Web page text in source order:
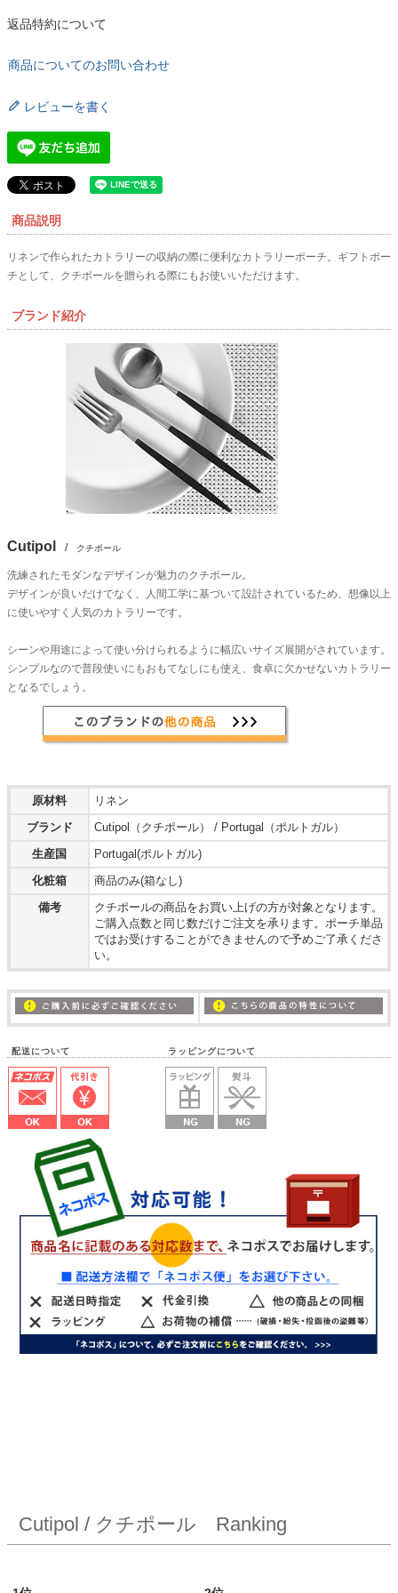
返品特約について
商品についてのお問い合わせ
レビューを書く
商品説明
リネンで作られたカトラリーの収納の際に便利なカトラリーポーチ。ギフトポー
チとして、クチポールを贈られる際にもお使いいただけます。
ブランド紹介
Cutipol / クチポール
洗練されたモダンなデザインが魅力のクチポール。
デザインが良いだけでなく、人間工学に基づいて設計されているため、想像以上
に使いやすく人気のカトラリーです。
シーンや用途によって使い分けられるように幅広いサイズ展開がされています。
シンプルなので普段使いにもおもてなしにも使え、食卓に欠かせないカトラリー
となるでしょう。
原材料
リネン
ブランド
Cutipol（クチポール） / Portugal（ポルトガル）
生産国
Portugal(ポルトガル)
化粧箱
商品のみ(箱なし)
備考
クチポールの商品をお買い上げの方が対象となります。
ご購入点数と同じ数だけご注文を承ります。ポーチ単品
ではお受けすることができませんので予めご了承くださ
い。
配送について ラッピングについて